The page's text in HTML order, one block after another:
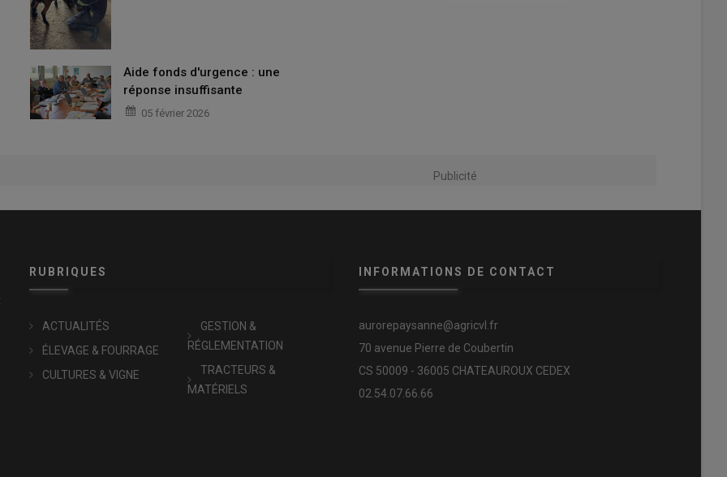
Aide fonds d'urgence : une
réponse insuffisante
05 février 2026
Publicité
RUBRIQUES
ACTUALITÉS
ÉLEVAGE & FOURRAGE
CULTURES & VIGNE
GESTION &
RÉGLEMENTATION
TRACTEURS &
MATÉRIELS
INFORMATIONS DE CONTACT
aurorepaysanne@agricvl.fr
70 avenue Pierre de Coubertin
CS 50009 - 36005 CHATEAUROUX CEDEX
02.54.07.66.66